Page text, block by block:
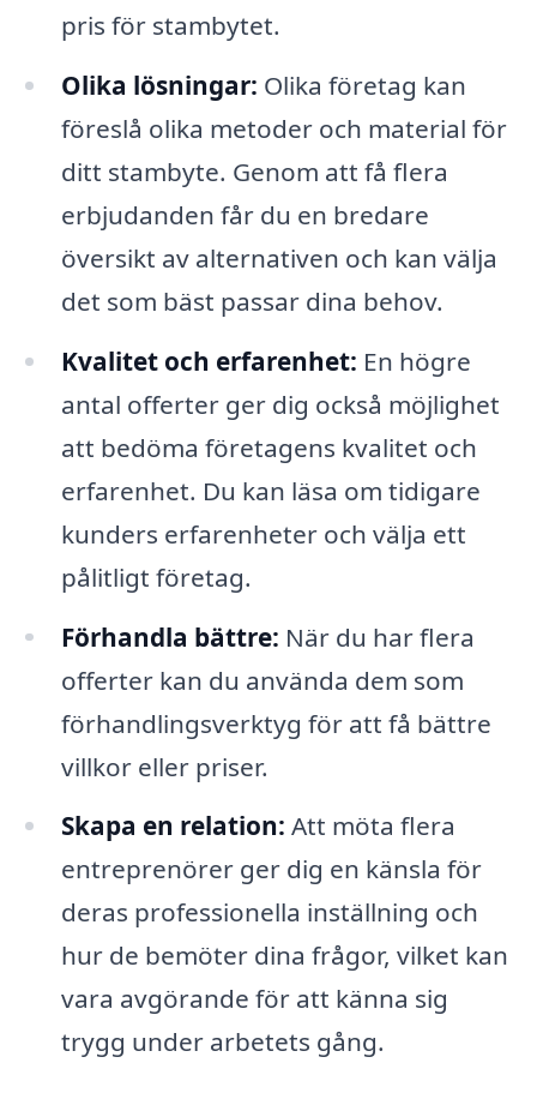
pris för stambytet.
Olika lösningar: Olika företag kan
föreslå olika metoder och material för
ditt stambyte. Genom att få flera
erbjudanden får du en bredare
översikt av alternativen och kan välja
det som bäst passar dina behov.
Kvalitet och erfarenhet: En högre
antal offerter ger dig också möjlighet
att bedöma företagens kvalitet och
erfarenhet. Du kan läsa om tidigare
kunders erfarenheter och välja ett
pålitligt företag.
Förhandla bättre: När du har flera
offerter kan du använda dem som
förhandlingsverktyg för att få bättre
villkor eller priser.
Skapa en relation: Att möta flera
entreprenörer ger dig en känsla för
deras professionella inställning och
hur de bemöter dina frågor, vilket kan
vara avgörande för att känna sig
trygg under arbetets gång.